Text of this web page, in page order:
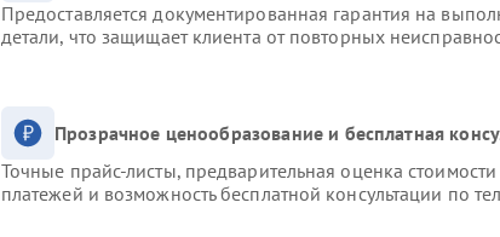
Предоставляется документированная гарантия на
детали, что защищает клиента от повторных
Прозрачное ценообразование и бесплатная
Точные прайс-листы, предварительная оценка
платежей и возможность бесплатной консультации по